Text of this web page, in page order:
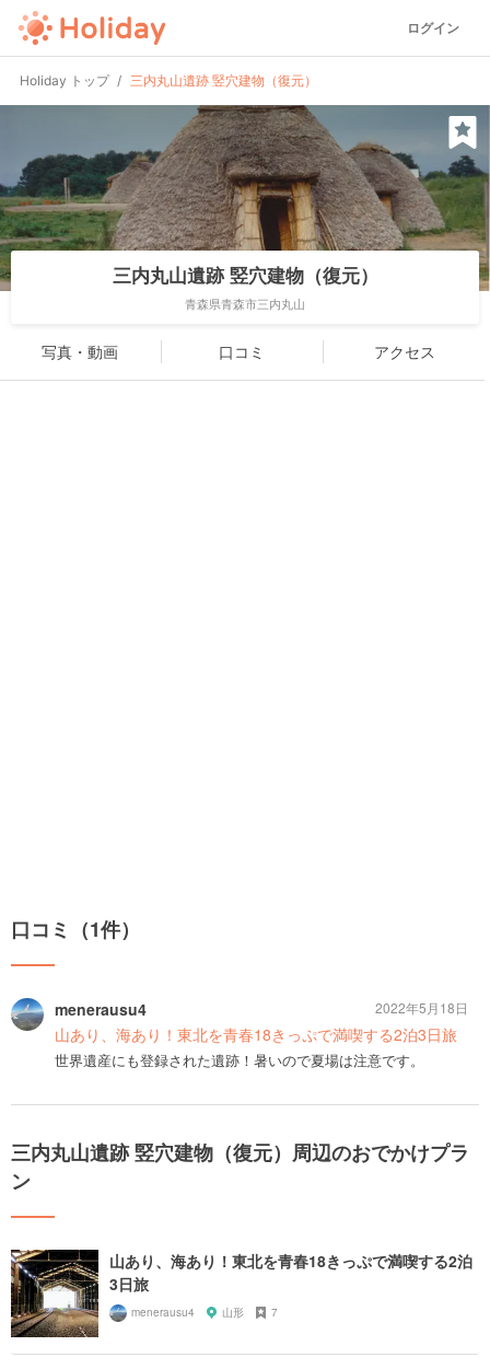
ログイン
Holiday トップ 三内丸山遺跡 竪穴建物（復元）
三内丸山遺跡 竪穴建物（復元）
青森県青森市三内丸山
写真・動画 口コミ アクセス
口コミ（1件）
menerausu4
山あり、海あり！東北を青春18きっぷで満喫する2泊3日旅
世界遺産にも登録された遺跡！暑いので夏場は注意です。
2022年5月18日
三内丸山遺跡 竪穴建物（復元）周辺のおでかけプラ
ン
山あり、海あり！東北を青春18きっぷで満喫する2泊
3日旅
menerausu4 山形 7